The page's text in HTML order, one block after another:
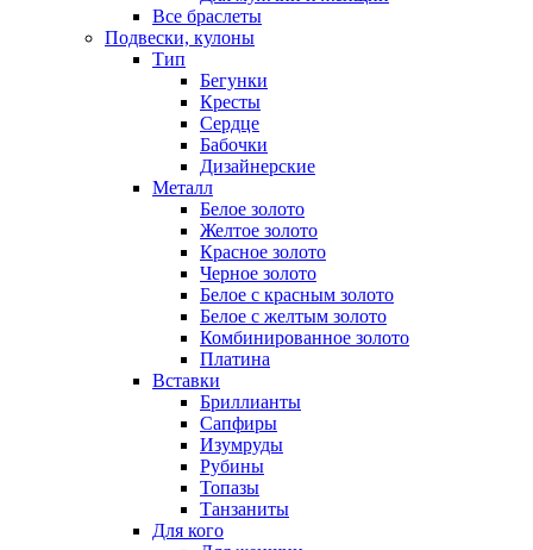
Все браслеты
Подвески, кулоны
Тип
Бегунки
Кресты
Сердце
Бабочки
Дизайнерские
Металл
Белое золото
Желтое золото
Красное золото
Черное золото
Белое с красным золото
Белое с желтым золото
Комбинированное золото
Платина
Вставки
Бриллианты
Сапфиры
Изумруды
Рубины
Топазы
Танзаниты
Для кого